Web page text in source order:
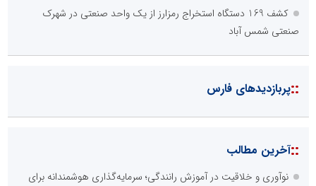
کشف 169 دستگاه استخراج رمزارز از یک واحد صنعتی در شهرک
صنعتی شمس آباد
::پربازدیدهای فارس
::آخرین مطالب
نوآوری و خلاقیت در آموزش رانندگی؛ سرمایه‌گذاری هوشمندانه برای